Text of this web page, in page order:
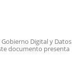
Gobierno Digital y Datos
documento presenta